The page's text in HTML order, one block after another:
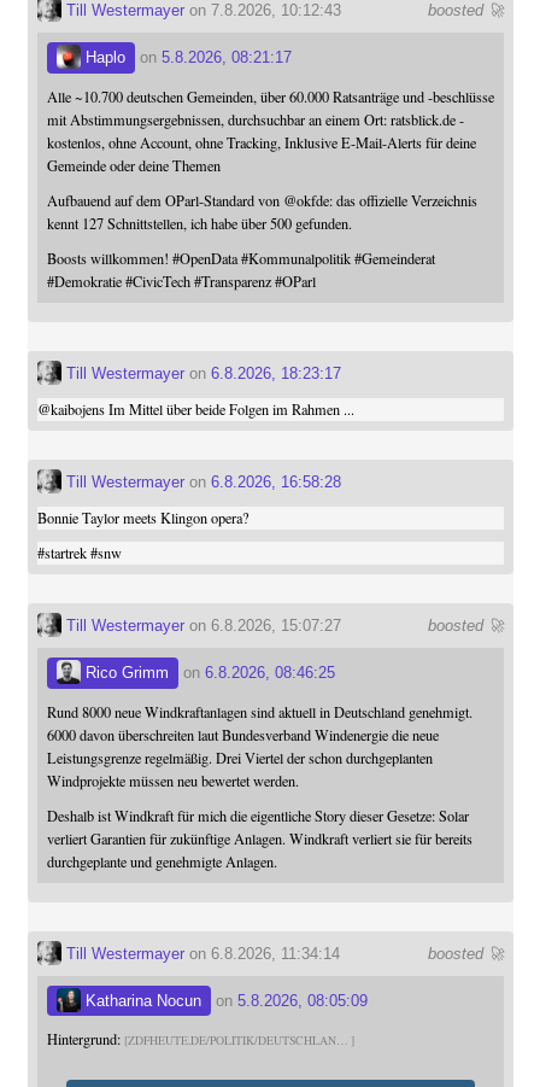
boosted 🚀
Till Westermayeron 7.8.2026, 10:12:43
Haplo on 5.8.2026, 08:21:17
Alle ~10.700 deutschen Gemeinden, über 60.000 Ratsanträge und -beschlüsse
mit Abstimmungsergebnissen, durchsuchbar an einem Ort: ratsblick.de -
kostenlos, ohne Account, ohne Tracking, Inklusive E-Mail-Alerts für deine
Gemeinde oder deine Themen
Aufbauend auf dem OParl-Standard von @okfde: das offizielle Verzeichnis
kennt 127 Schnittstellen, ich habe über 500 gefunden.
Boosts willkommen! #OpenData #Kommunalpolitik #Gemeinderat
#Demokratie #CivicTech #Transparenz #OParl
Till Westermayeron 6.8.2026, 18:23:17
@kaibojensIm Mittel über beide Folgen im Rahmen ...
Till Westermayeron 6.8.2026, 16:58:28
Bonnie Taylor meets Klingon opera?
#startrek #snw
boosted 🚀
Till Westermayeron 6.8.2026, 15:07:27
Rico Grimm on 6.8.2026, 08:46:25
Rund 8000 neue Windkraftanlagen sind aktuell in Deutschland genehmigt.
6000 davon überschreiten laut Bundesverband Windenergie die neue
Leistungsgrenze regelmäßig. Drei Viertel der schon durchgeplanten
Windprojekte müssen neu bewertet werden.
Deshalb ist Windkraft für mich die eigentliche Story dieser Gesetze: Solar
verliert Garantien für zukünftige Anlagen. Windkraft verliert sie für bereits
durchgeplante und genehmigte Anlagen.
boosted 🚀
Till Westermayeron 6.8.2026, 11:34:14
Katharina Nocun on 5.8.2026, 08:05:09
Hintergrund: ZDFHEUTE.DE/POLITIK/DEUTSCHLAN